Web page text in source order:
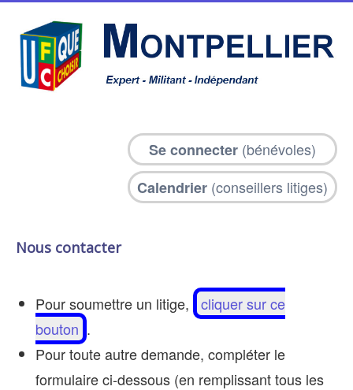
Se connecter (bénévoles)
Calendrier (conseillers litiges)
Nous contacter
Pour soumettre un litige,
cliquer sur ce
bouton .
Pour toute autre demande, compléter le
formulaire ci-dessous (en remplissant tous les